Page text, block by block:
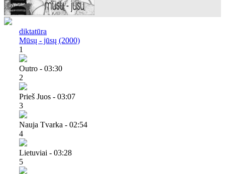
diktatūra
Mūsų - jūsų (2000)
1
Outro - 03:30
2
Prieš Juos - 03:07
3
Nauja Tvarka - 02:54
4
Lietuviai - 03:28
5